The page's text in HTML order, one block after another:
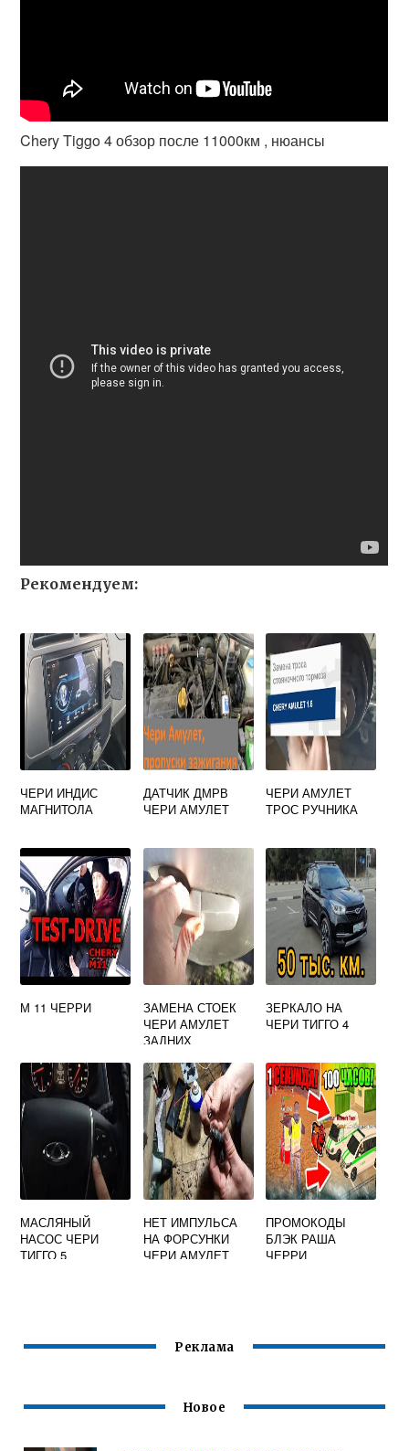
Chery Tiggo 4 обзор после 11000км , нюансы
Рекомендуем:
ЧЕРИ ИНДИС
МАГНИТОЛА
ДАТЧИК ДМРВ
ЧЕРИ АМУЛЕТ
ЧЕРИ АМУЛЕТ
ТРОС РУЧНИКА
М 11 ЧЕРРИ
ЗАМЕНА СТОЕК
ЧЕРИ АМУЛЕТ
ЗАДНИХ
ЗЕРКАЛО НА
ЧЕРИ ТИГГО 4
МАСЛЯНЫЙ
НАСОС ЧЕРИ
ТИГГО 5
НЕТ ИМПУЛЬСА
НА ФОРСУНКИ
ЧЕРИ АМУЛЕТ
ПРОМОКОДЫ
БЛЭК РАША
ЧЕРРИ
Реклама
Новое